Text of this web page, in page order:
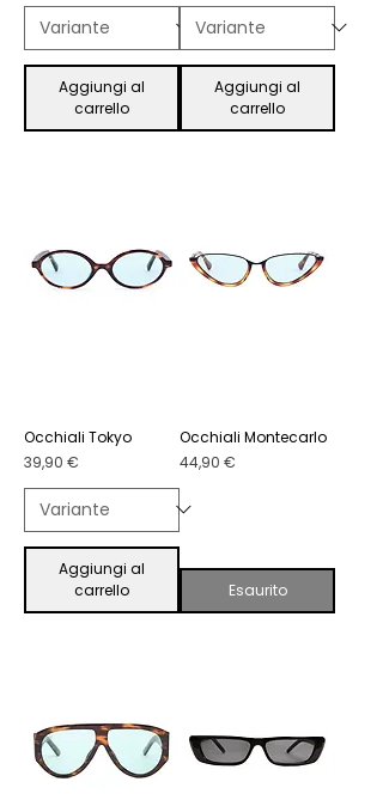
Aggiungi al
carrello
Aggiungi al
carrello
Occhiali Tokyo
Prezzo
39,90 €
Aggiungi al
carrello
Occhiali Montecarlo
Prezzo
44,90 €
Esaurito